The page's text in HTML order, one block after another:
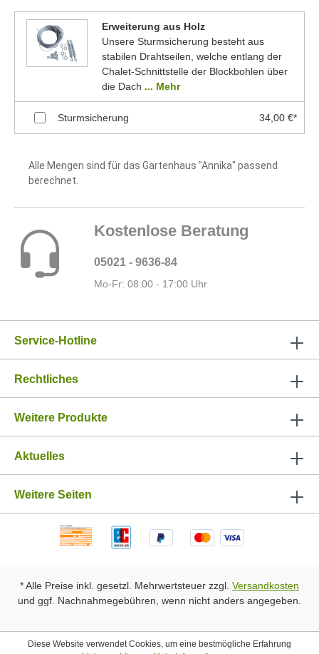
Erweiterung aus Holz
Unsere Sturmsicherung besteht aus
stabilen Drahtseilen, welche entlang der
Chalet-Schnittstelle der Blockbohlen über
die Dach ... Mehr
Sturmsicherung 34,00 €*
Alle Mengen sind für das Gartenhaus "Annika" passend
berechnet.
Kostenlose Beratung
05021 - 9636-84
Mo-Fr: 08:00 - 17:00 Uhr
Service-Hotline
Rechtliches
Weitere Produkte
Aktuelles
Weitere Seiten
* Alle Preise inkl. gesetzl. Mehrwertsteuer zzgl. Versandkosten
und ggf. Nachnahmegebühren, wenn nicht anders angegeben.
Diese Website verwendet Cookies, um eine bestmögliche Erfahrung